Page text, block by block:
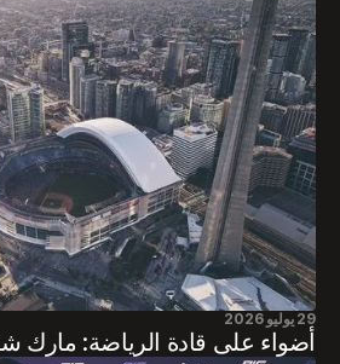
29 يوليو 2026
أضواء على قادة الرياضة: مارك